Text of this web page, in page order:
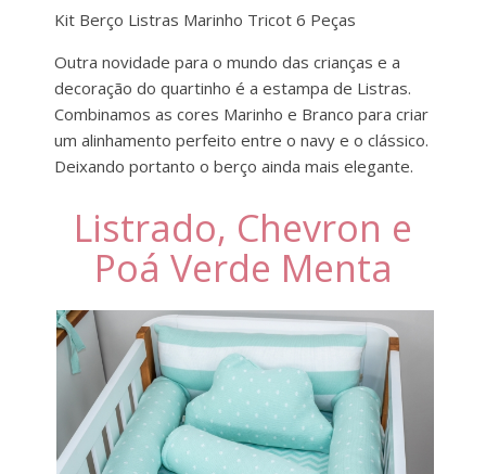
Kit Berço Listras Marinho Tricot 6 Peças
Outra novidade para o mundo das crianças e a
decoração do quartinho é a estampa de Listras.
Combinamos as cores Marinho e Branco para criar
um alinhamento perfeito entre o navy e o clássico.
Deixando portanto o berço ainda mais elegante.
Listrado, Chevron e
Poá Verde Menta